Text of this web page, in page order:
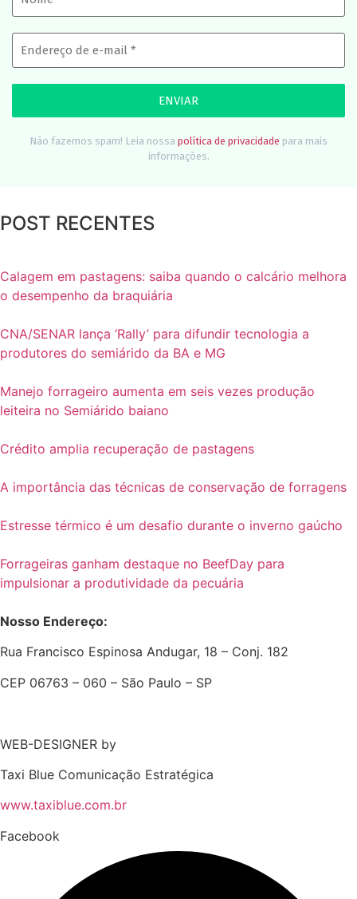
Não fazemos spam! Leia nossa política de privacidade para mais
informações.
POST RECENTES
Calagem em pastagens: saiba quando o calcário melhora
o desempenho da braquiária
CNA/SENAR lança ‘Rally’ para difundir tecnologia a
produtores do semiárido da BA e MG
Manejo forrageiro aumenta em seis vezes produção
leiteira no Semiárido baiano
Crédito amplia recuperação de pastagens
A importância das técnicas de conservação de forragens
Estresse térmico é um desafio durante o inverno gaúcho
Forrageiras ganham destaque no BeefDay para
impulsionar a produtividade da pecuária
Nosso Endereço:
Rua Francisco Espinosa Andugar, 18 – Conj. 182
CEP 06763 – 060 – São Paulo – SP
WEB-DESIGNER by
Taxi Blue Comunicação Estratégica
www.taxiblue.com.br
Facebook